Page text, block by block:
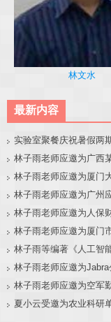
林文水
最新内容
实验室聚餐庆祝暑假两
林子雨老师应邀为广州
林子雨等编著《人工智
林子雨老师应邀为
林子雨老师应邀为空军
夏小云受邀为农业科研